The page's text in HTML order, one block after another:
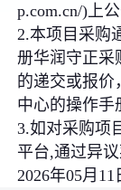
p.com.cn/)上公
2.本项目采购
册华润守正采
的递交或报价
中心的操作手
3.如对采购项
平台,通过异议
2026年05月11